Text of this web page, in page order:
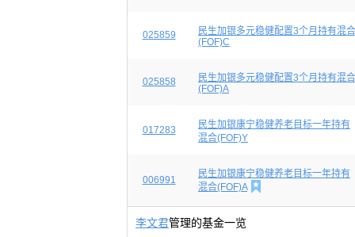
025859
民生加银多元稳健配置3个月持有混合
(FOF)C
025858
民生加银多元稳健配置3个月持有混合
(FOF)A
017283
民生加银康宁稳健养老目标一年持有
混合(FOF)Y
006991
民生加银康宁稳健养老目标一年持有
混合(FOF)A 
李文君管理的基金一览